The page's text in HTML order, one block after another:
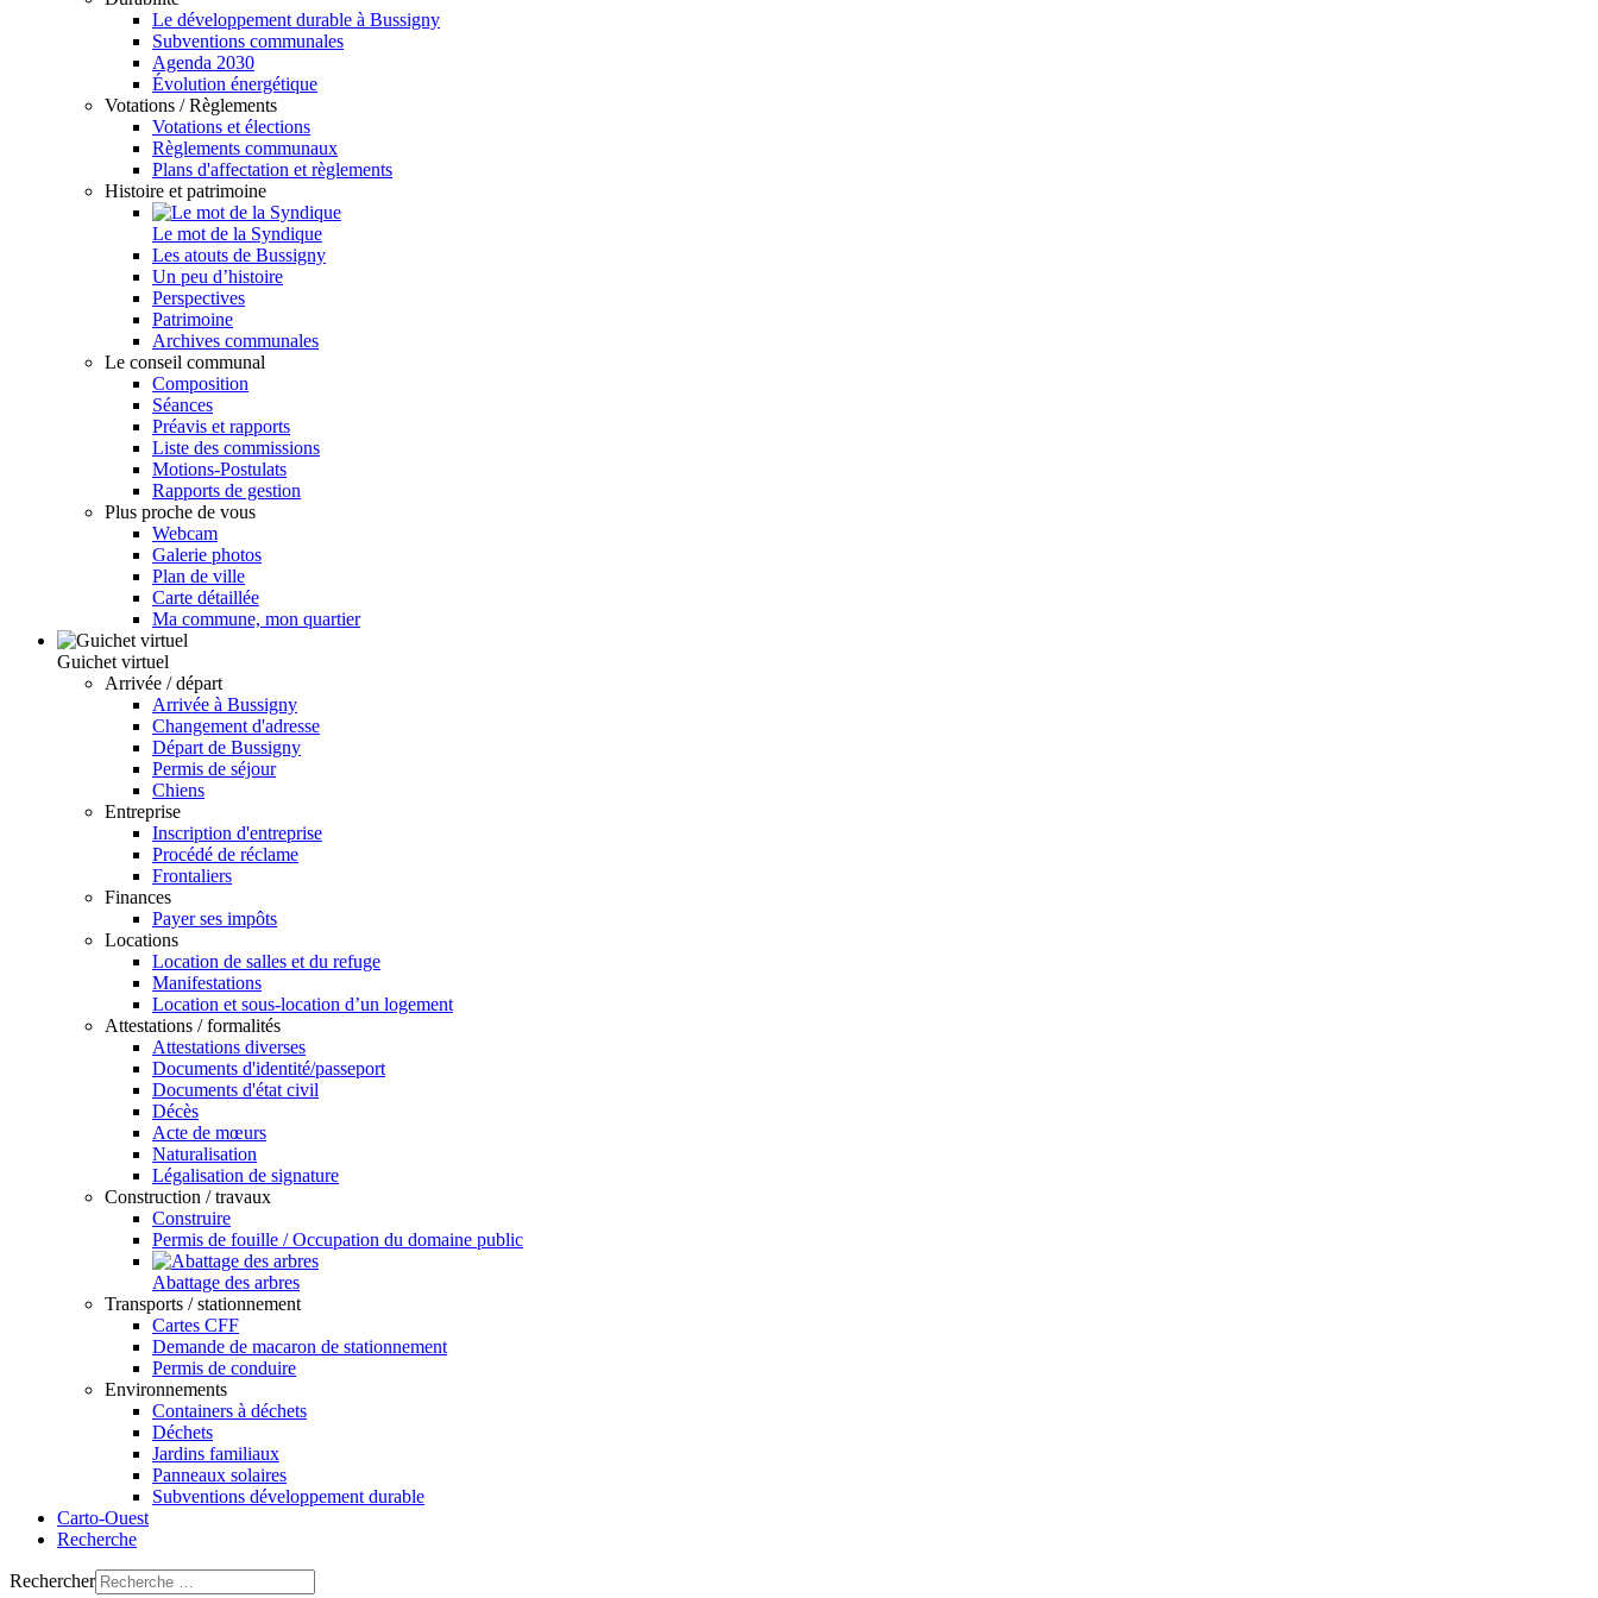
Le développement durable à Bussigny
Subventions communales
Agenda 2030
Évolution énergétique
Votations / Règlements
Votations et élections
Règlements communaux
Plans d'affectation et règlements
Histoire et patrimoine
Le mot de la Syndique
Les atouts de Bussigny
Un peu d’histoire
Perspectives
Patrimoine
Archives communales
Le conseil communal
Composition
Séances
Préavis et rapports
Liste des commissions
Motions-Postulats
Rapports de gestion
Plus proche de vous
Webcam
Galerie photos
Plan de ville
Carte détaillée
Ma commune, mon quartier
Guichet virtuel
Arrivée / départ
Arrivée à Bussigny
Changement d'adresse
Départ de Bussigny
Permis de séjour
Chiens
Entreprise
Inscription d'entreprise
Procédé de réclame
Frontaliers
Finances
Payer ses impôts
Locations
Location de salles et du refuge
Manifestations
Location et sous-location d’un logement
Attestations / formalités
Attestations diverses
Documents d'identité/passeport
Documents d'état civil
Décès
Acte de mœurs
Naturalisation
Légalisation de signature
Construction / travaux
Construire
Permis de fouille / Occupation du domaine public
Abattage des arbres
Transports / stationnement
Cartes CFF
Demande de macaron de stationnement
Permis de conduire
Environnements
Containers à déchets
Déchets
Jardins familiaux
Panneaux solaires
Subventions développement durable
Carto-Ouest
Recherche
Rechercher